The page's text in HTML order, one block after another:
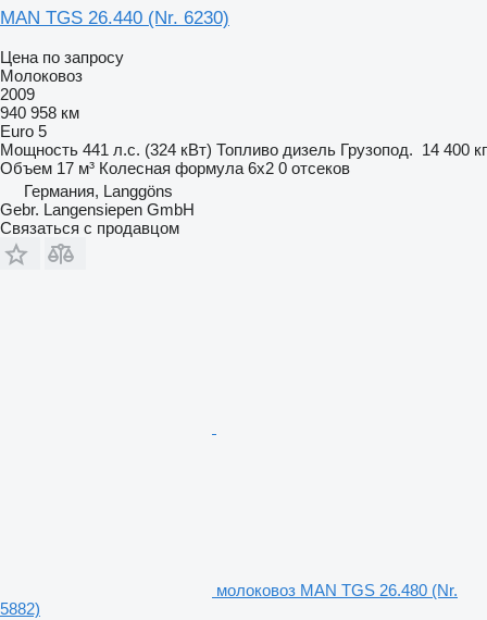
MAN TGS 26.440 (Nr. 6230)
Цена по запросу
Молоковоз
2009
940 958 км
Euro 5
Мощность 441 л.с. (324 кВт) Топливо дизель Грузопод. 14 400 кг
Объем 17 м³ Колесная формула 6x2 0 отсеков
Германия, Langgöns
Gebr. Langensiepen GmbH
Связаться с продавцом
молоковоз MAN TGS 26.480 (Nr.
5882)